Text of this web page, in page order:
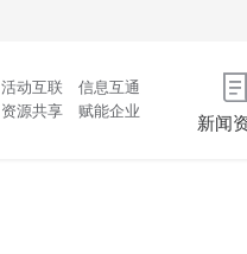
活动互联 信息互通
资源共享 赋能企业
新闻